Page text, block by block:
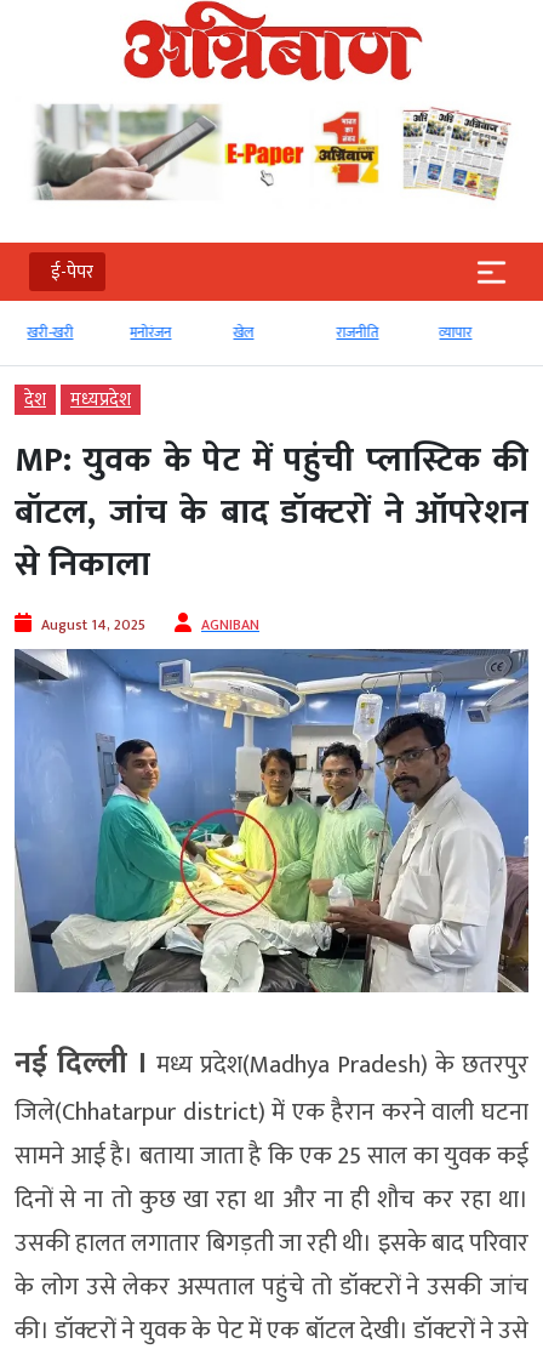
ई-पेपर
खरी-खरी मनोरंजन खेल राजनीति व्‍यापार
देश मध्‍यप्रदेश
MP: युवक के पेट में पहुंची प्‍लास्टिक की
बॉटल, जांच के बाद डॉक्टरों ने ऑपरेशन
से निकाला
August 14, 2025 AGNIBAN
नई दिल्‍ली । मध्य प्रदेश(Madhya Pradesh) के छतरपुर
जिले(Chhatarpur district) में एक हैरान करने वाली घटना
सामने आई है। बताया जाता है कि एक 25 साल का युवक कई
दिनों से ना तो कुछ खा रहा था और ना ही शौच कर रहा था।
उसकी हालत लगातार बिगड़ती जा रही थी। इसके बाद परिवार
के लोग उसे लेकर अस्पताल पहुंचे तो डॉक्टरों ने उसकी जांच
की। डॉक्टरों ने युवक के पेट में एक बॉटल देखी। डॉक्टरों ने उसे